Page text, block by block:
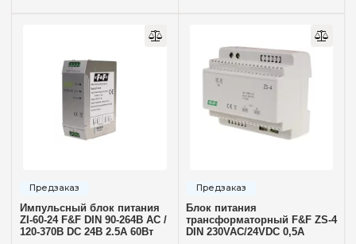
Импульсный блок питания
ZI-60-24 F&F DIN 90-264В AC /
120-370В DC 24В 2.5А 60Вт
Блок питания
трансформаторный F&F ZS-4
DIN 230VAC/24VDC 0,5A